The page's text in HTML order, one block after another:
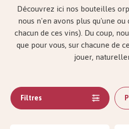
Découvrez ici nos bouteilles
nous n'en avons plus qu'une
chacun de ces vins). Du coup,
que pour vous, sur chacune de
jouer,
Filtres